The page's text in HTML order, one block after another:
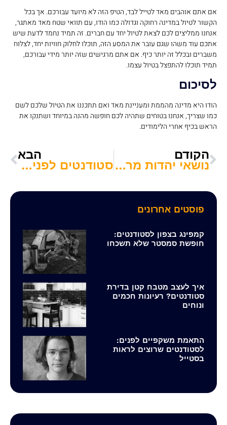
אם אתם אוהבים מאד לטייל לבד, הטיפ הזה לא מיועד עבורכם. אך בכל
הקשור לטיול במדינה רחוקה וגדולה כמו הודו, עם תוואי שטח מאד מאתגר,
אנחנו ממליצים לכם לצאת לטיול יחד עם חברים. זה תמיד נחמד לדעת שיש
אתכם עוד משהו שגם עובר את המסע הזה, תוכלו לחלוק חוויות יחד, לצלוח
משברים ובכלל זה יותר כיף. אם אתם מרגישים שזה יותר מידי עבורכם,
תמיד תוכלו להתפצל בטיול עצמו.
לסיכום
הודו היא מדינה מהממת ומעניינת מאד ואם תתכננו את הטיול שלכם לשם
כמו שצריך, אנחנו בטוחים שתהיה לכם חופשה מהנה במיוחד ושתנקו את
הראש בכיף אחרי הלימודים.
הקודם
נושאי יהדות מרתקים בזמן הפנוי: למה כדאי לקרוא את ספרי הרב שלום ארוש?
הבא
סטודנטים לפני שמניעים – מבטחים! כל מה שצריך לדעת על ביטוח לאופנוע
פוסטים אחרונים
קמפינג בצפון לסטודנטים:
חופשת סמסטר שלא תשכחו
איך לעצב מטבח קטן בדירת
סטודנטים? רעיונות חכמים
ונוחים
התאמת משקפיים לפנים:
לסטודנטים שרוצים לראות
בסטייל